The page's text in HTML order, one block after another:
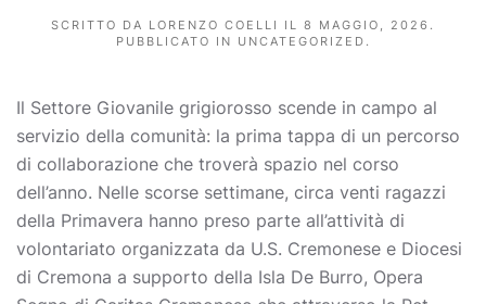
SCRITTO DA LORENZO COELLI IL 8 MAGGIO, 2026 .
PUBBLICATO IN UNCATEGORIZED .
Il Settore Giovanile grigiorosso scende in campo al
servizio della comunità: la prima tappa di un percorso
di collaborazione che troverà spazio nel corso
dell’anno. Nelle scorse settimane, circa venti ragazzi
della Primavera hanno preso parte all’attività di
volontariato organizzata da U.S. Cremonese e Diocesi
di Cremona a supporto della Isla De Burro, Opera